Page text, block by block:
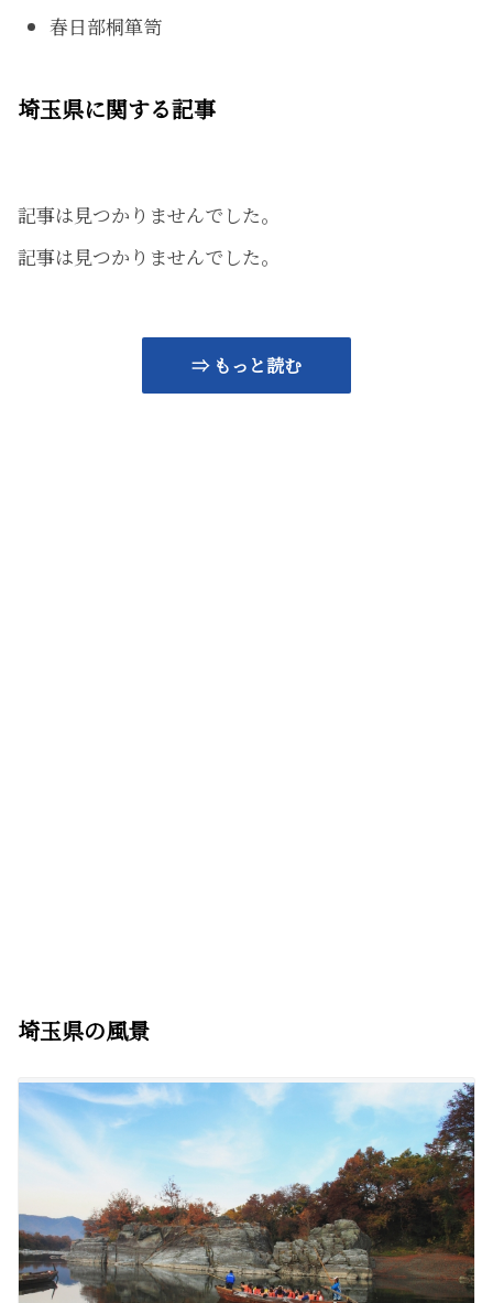
春日部桐箪笥
埼玉県に関する記事
記事は見つかりませんでした。
記事は見つかりませんでした。
⇒ もっと読む
埼玉県の風景